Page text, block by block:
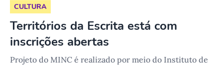
CULTURA
Territórios da Escrita está com
inscrições abertas
Projeto do MINC é realizado por meio do Instituto de